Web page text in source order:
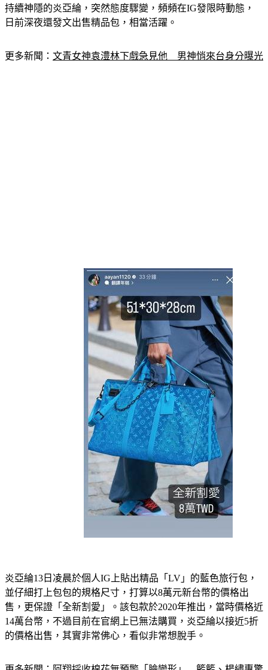
持續神隱的炎亞綸，突然態度驟變，頻頻在IG發限時動態，
日前深夜還發文出售精品包，相當活躍。
更多新聞： 文青女神袁澧林下戲急見他　男神悄來台身分曝光
炎亞綸13日凌晨於個人IG上貼出精品「LV」的藍色旅行包，
並仔細打上包包的規格尺寸，打算以8萬元新台幣的價格出
售，更保證「全新割愛」。該包款於2020年推出，當時價格近
14萬台幣，不過目前在官網上已無法購買，炎亞綸以接近5折
的價格出售，其實非常佛心，看似非常想脫手。